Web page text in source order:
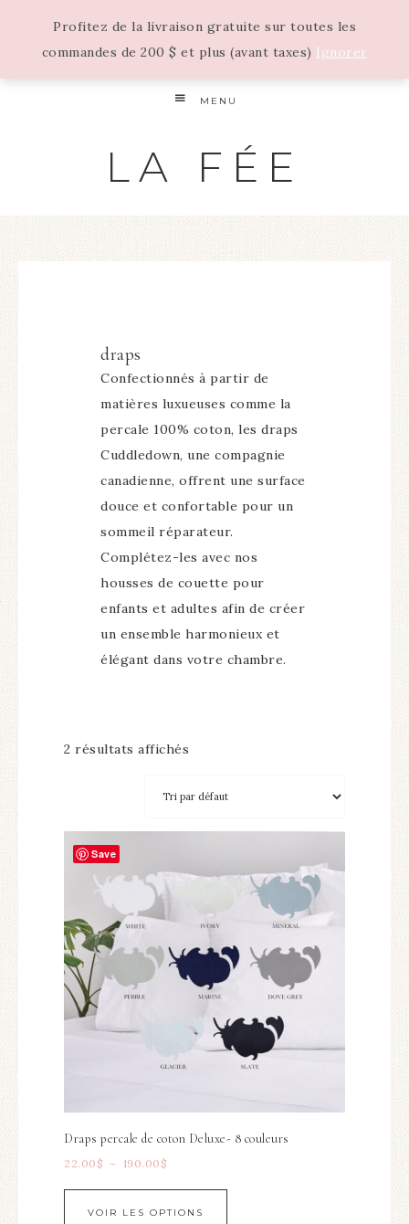
Profitez de la livraison gratuite sur toutes les
commandes de 200 $ et plus (avant taxes) Ignorer
MENU
LA FÉE
draps
Confectionnés à partir de
matières luxueuses comme la
percale 100% coton, les draps
Cuddledown, une compagnie
canadienne, offrent une surface
douce et confortable pour un
sommeil réparateur.
Complétez-les avec nos
housses de couette pour
enfants et adultes afin de créer
un ensemble harmonieux et
élégant dans votre chambre.
2 résultats affichés
Save
Draps percale de coton Deluxe- 8 couleurs
22.00 $ – 190.00 $
VOIR LES OPTIONS